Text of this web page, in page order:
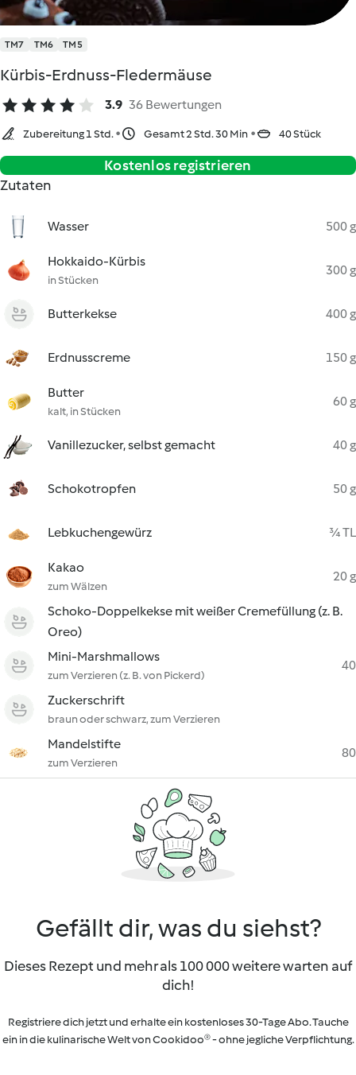
TM7 TM6 TM5
Kürbis-Erdnuss-Fledermäuse
3.9 36 Bewertungen
Zubereitung 1 Std. Gesamt 2 Std. 30 Min 40 Stück
Kostenlos registrieren
Zutaten
Wasser 500 g
Hokkaido-Kürbis
in Stücken
300 g
Butterkekse 400 g
Erdnusscreme 150 g
Butter
kalt, in Stücken
60 g
Vanillezucker, selbst gemacht 40 g
Schokotropfen 50 g
Lebkuchengewürz ¾ TL
Kakao
zum Wälzen
20 g
Schoko-Doppelkekse mit weißer Cremefüllung (z. B.
Oreo)
Mini-Marshmallows
zum Verzieren (z. B. von Pickerd)
40
Zuckerschrift
braun oder schwarz, zum Verzieren
Mandelstifte
zum Verzieren
80
Gefällt dir, was du siehst?
Dieses Rezept und mehr als 100 000 weitere warten auf
dich!
Registriere dich jetzt und erhalte ein kostenloses 30-Tage Abo. Tauche
ein in die kulinarische Welt von Cookidoo® - ohne jegliche Verpflichtung.